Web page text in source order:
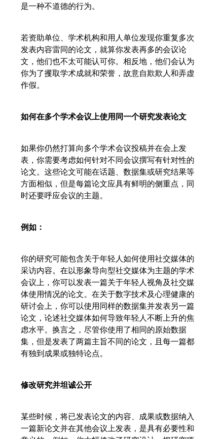
是一种不道德的行为。
若资助单位、学术机构和用人单位发现你重复多次
发表内容雷同的论文，就算你发表再多的会议论
文，他们也不太可能认可你。相反地，他们会认为
你为了攫取学术成就和荣誉，故意自欺欺人和弄虚
作假。
如何在多个学术会议上使用同一个研究发表论文
如果你仍然打算向多个学术会议投稿并在会上发
表，你需要考虑如何针对不同会议撰写有针对性的
论文。这些论文可能在话题、数据集或研究结果等
方面相似，但是每篇论文应具有鲜明的侧重点，同
时还要呼应会议的主题。
例如：
你的研究可能包含关于年轻人如何使用社交媒体的
采访内容。在以形象导向型社交媒体为主题的学术
会议上，你可以发表一篇关于年轻人视角及社交媒
体使用情况的论文。在关于数字技术及心理健康的
研讨会上，你可以使用同样的数据集并发表另一篇
论文，论述社交媒体如何导致年轻人不断上升的焦
虑水平。换言之，尽管你使用了相同的原始数据
集，但是发表了两篇主旨不同的论文，且每一篇都
有独到成果或独特论点。
修改研究并坦诚公开
某些时候，将已发表论文的内容、成果或数据纳入
一篇新论文并在其他会议上发表，是具有必要性和